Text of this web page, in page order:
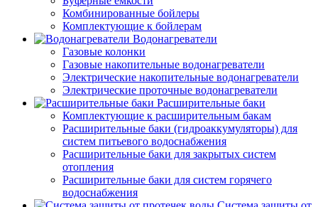
Комбинированные бойлеры
Комплектующие к бойлерам
Водонагреватели
Газовые колонки
Газовые накопительные водонагреватели
Электрические накопительные водонагреватели
Электрические проточные водонагреватели
Расширительные баки
Комплектующие к расширительным бакам
Расширительные баки (гидроаккумуляторы) для
систем питьевого водоснабжения
Расширительные баки для закрытых систем
отопления
Расширительные баки для систем горячего
водоснабжения